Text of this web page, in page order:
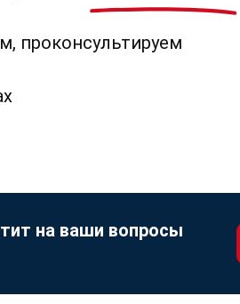
проконсультируем
на ваши вопросы